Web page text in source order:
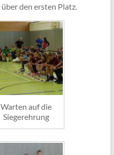
über den ersten Platz.
Warten auf die
Siegerehrung